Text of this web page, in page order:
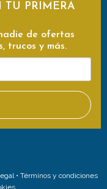
TU PRIMERA
de ofertas
trucos y más.
• Términos y condiciones